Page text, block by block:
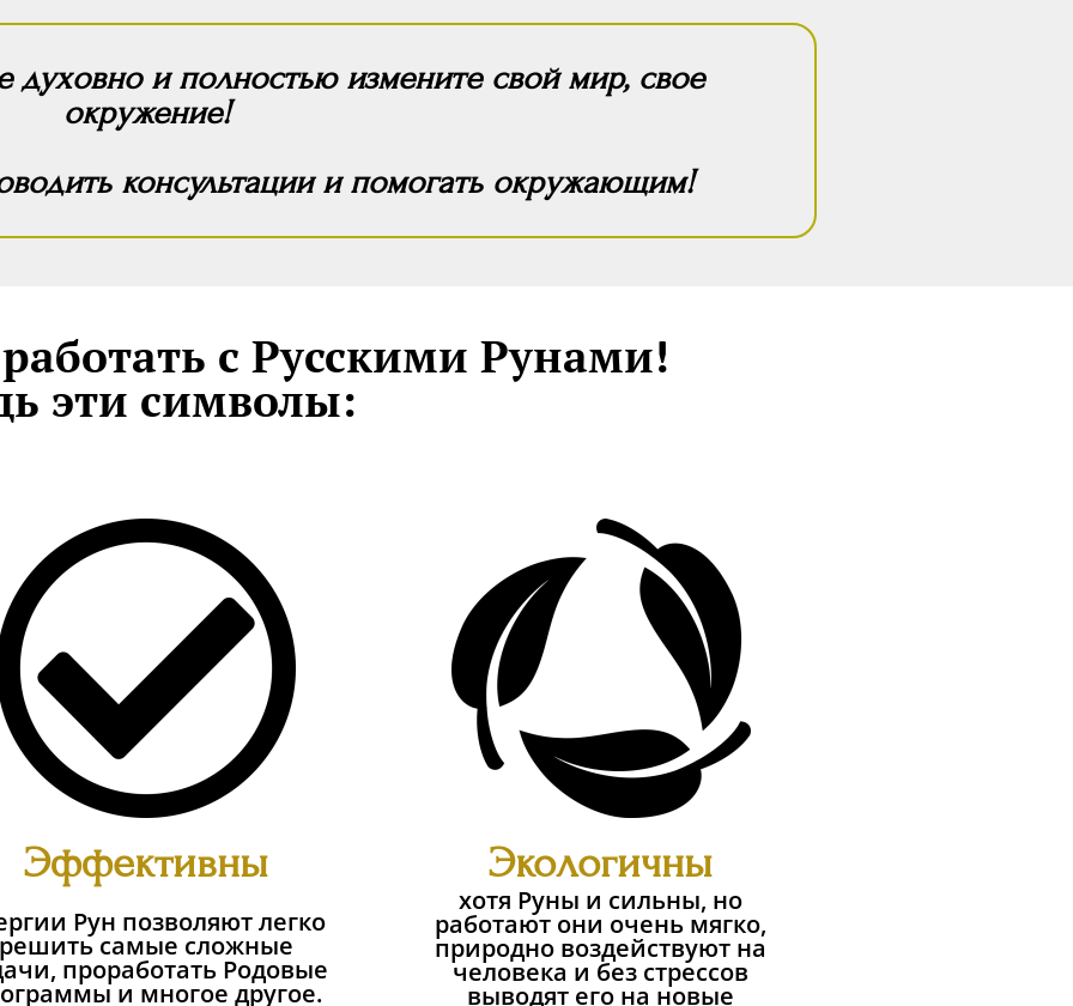
и полностью измените свой мир, свое
окружение!
консультации и помогать окружающим!
с Русскими Рунами!
эти символы:
Эффективны
Рун позволяют легко
самые сложные
проработать Родовые
и многое другое.
Экологичны
хотя Руны и сильны, но
работают они очень мягко,
природно воздействуют на
человека и без стрессов
выводят его на новые